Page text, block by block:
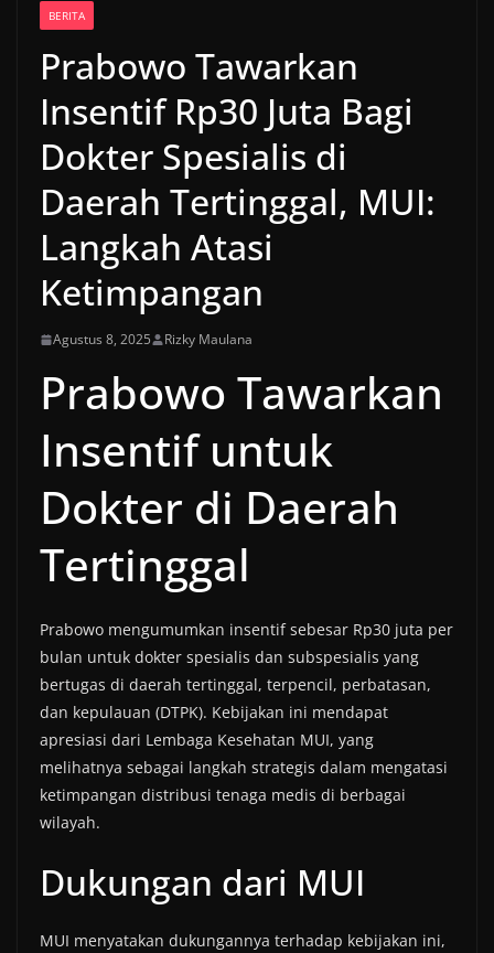
BERITA
Prabowo Tawarkan
Insentif Rp30 Juta Bagi
Dokter Spesialis di
Daerah Tertinggal, MUI:
Langkah Atasi
Ketimpangan
Agustus 8, 2025 Rizky Maulana
Prabowo Tawarkan
Insentif untuk
Dokter di Daerah
Tertinggal
Prabowo mengumumkan insentif sebesar Rp30 juta per
bulan untuk dokter spesialis dan subspesialis yang
bertugas di daerah tertinggal, terpencil, perbatasan,
dan kepulauan (DTPK). Kebijakan ini mendapat
apresiasi dari Lembaga Kesehatan MUI, yang
melihatnya sebagai langkah strategis dalam mengatasi
ketimpangan distribusi tenaga medis di berbagai
wilayah.
Dukungan dari MUI
MUI menyatakan dukungannya terhadap kebijakan ini,